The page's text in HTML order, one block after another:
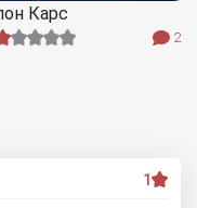
Карс
2
1